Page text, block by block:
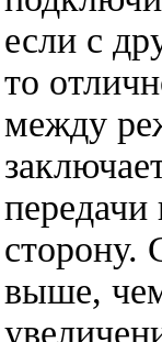
если с
то
между
сторону.
выше,